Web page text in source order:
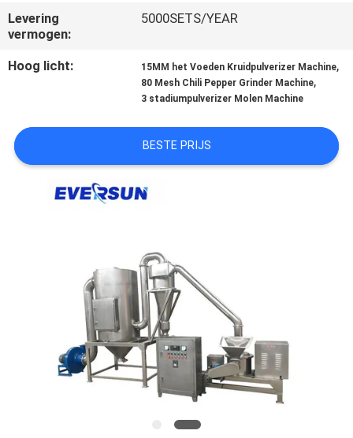
VERZOEK
OM EEN
CITAAT
SITEMAP
PRIVACYBELEID
Levering
vermogen:
5000SETS/YEAR
Hoog licht: 15MM het Voeden Kruidpulverizer Machine,
80 Mesh Chili Pepper Grinder Machine,
3 stadiumpulverizer Molen Machine
BESTE PRIJS